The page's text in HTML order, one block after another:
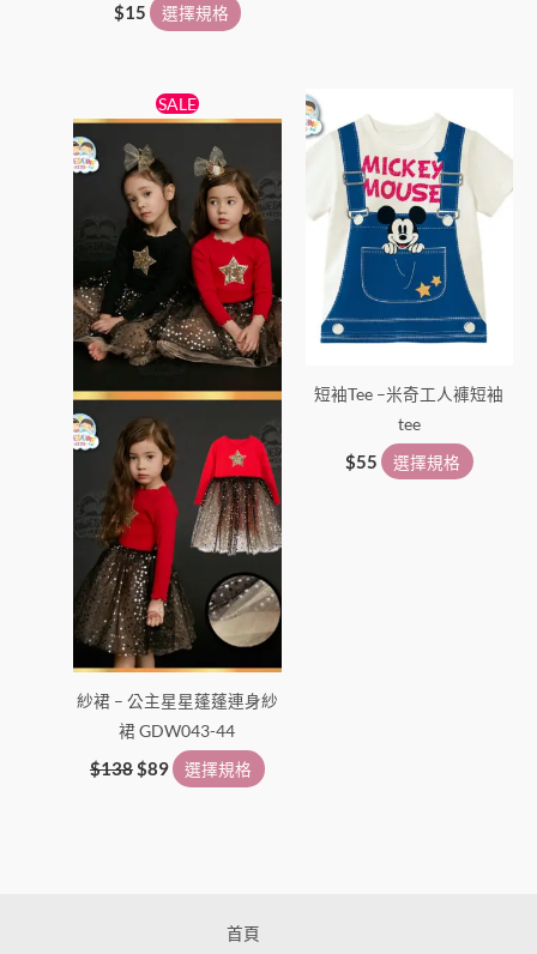
$15 選擇規格
SALE
紗裙 – 公主星星蓬蓬連身紗
裙 GDW043-44
$138
始
價
格：
$138。
$89
目
前
格：
$89。
選擇規格
有
多
種
款
式。
可
在
產
品
頁
面
選
擇
選
項
短袖Tee –米奇工人褲短袖
tee
$55 選擇規格
產
有
多
種
式。
可
產
頁
首頁